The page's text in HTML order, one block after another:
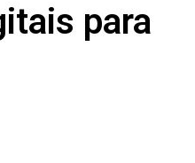
para